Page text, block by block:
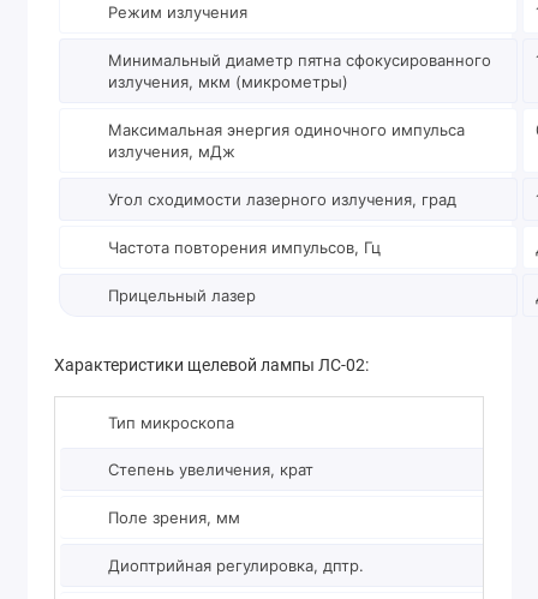
Режим излучения
Минимальный диаметр пятна сфокусированного
излучения, мкм (микрометры)
Максимальная энергия одиночного импульса
излучения, мДж
Угол сходимости лазерного излучения, град
Частота повторения импульсов, Гц
Прицельный лазер
Характеристики щелевой лампы ЛС-02:
Тип микроскопа
Степень увеличения, крат
Поле зрения, мм
Диоптрийная регулировка, дптр.